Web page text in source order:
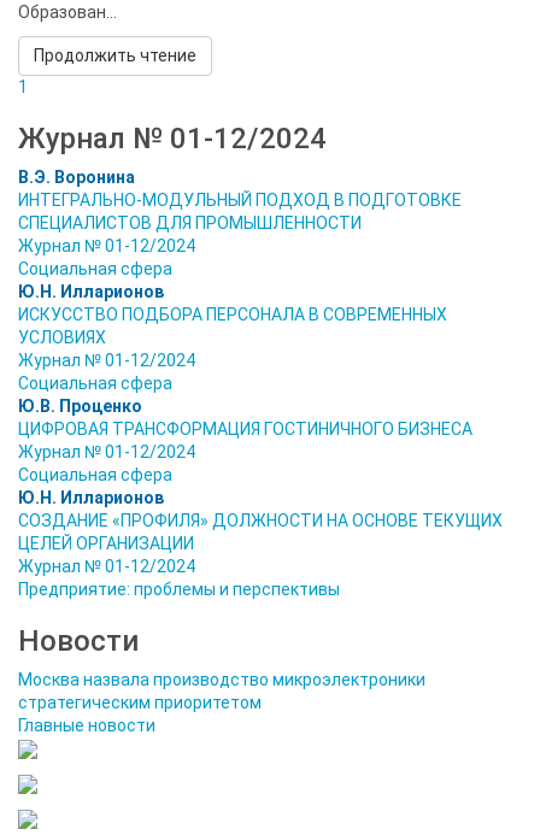
Образован...
Продолжить чтение
1
Журнал № 01-12/2024
В.Э. Воронина
ИНТЕГРАЛЬНО-МОДУЛЬНЫЙ ПОДХОД В ПОДГОТОВКЕ
СПЕЦИАЛИСТОВ ДЛЯ ПРОМЫШЛЕННОСТИ
Журнал № 01-12/2024
Социальная сфера
Ю.Н. Илларионов
ИСКУССТВО ПОДБОРА ПЕРСОНАЛА В CОВРЕМЕННЫХ
УСЛОВИЯХ
Журнал № 01-12/2024
Социальная сфера
Ю.В. Проценко
ЦИФРОВАЯ ТРАНСФОРМАЦИЯ ГОСТИНИЧНОГО БИЗНЕСА
Журнал № 01-12/2024
Социальная сфера
Ю.Н. Илларионов
СОЗДАНИЕ «ПРОФИЛЯ» ДОЛЖНОСТИ НА ОСНОВЕ ТЕКУЩИХ
ЦЕЛЕЙ ОРГАНИЗАЦИИ
Журнал № 01-12/2024
Предприятие: проблемы и перспективы
Новости
Москва назвала производство микроэлектроники
стратегическим приоритетом
Главные новости